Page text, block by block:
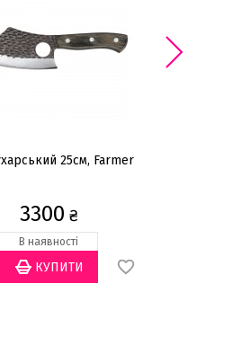
25см, Farmer
3300 ₴
В наявності